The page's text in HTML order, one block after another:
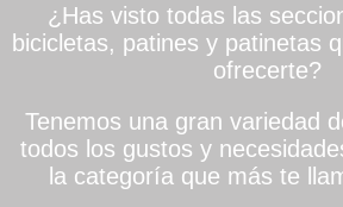
¿Has visto todas las
bicicletas, patines y patinetas
ofrecerte?
Tenemos una gran variedad
todos los gustos y
la categoría que más te